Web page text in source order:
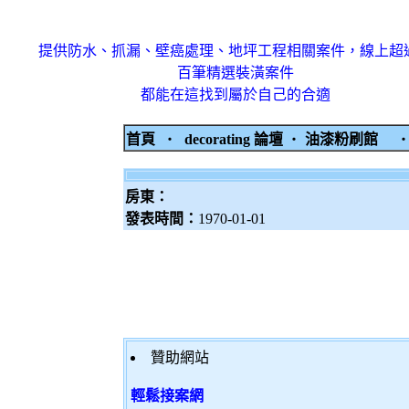
提供防水、抓漏、壁癌處理、地坪工程相關案件，線上超
百筆精選裝潢案件
都能在這找到屬於自己的合適
首頁 ‧ decorating 論壇 ‧ 油漆粉刷館
房東：
發表時間： 1970-01-01
贊助網站
輕鬆接案網